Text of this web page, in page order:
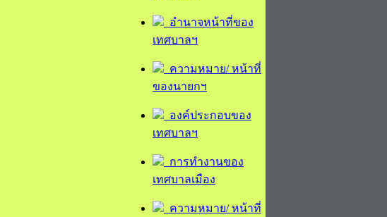
อำนาจหน้าที่ของ
เทศบาลฯ
ความหมาย/ หน้าที่
ของนายกฯ
องค์ประกอบของ
เทศบาลฯ
การทำงานของ
เทศบาลเมือง
ความหมาย/ หน้าที่